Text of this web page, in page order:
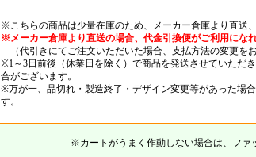
※こちらの商品は少量在庫のため、メーカー倉庫より直送
※メーカー倉庫より直送の場合、代金引換便がご利用にな
（代引きにてご注文いただいた場合、支払方法の変更を
※1～3日前後（休業日を除く）で商品を発送させていただ
合がございます。
※万が一、品切れ・製造終了・デザイン変更等があった場
す。
※カートがうまく作動しない場合は、ファ